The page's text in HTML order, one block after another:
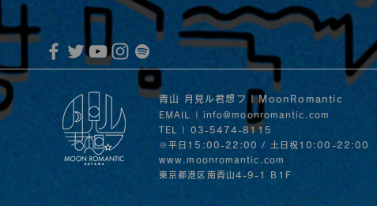
」の
日
MoonRomantic Channel1周年記念Live
青山 月見ル君想フ | MoonRomantic
EMAIL |
info@moonromantic.com
TEL | 03-5474-8115
※平日15:00-22:00 / 土日祝10:00-22:00
www.moonromantic.com
​東京都港区南青山4-9-1 B1F